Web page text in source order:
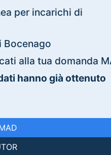
per incarichi di
Bocenago
alla tua domanda
hanno già ottenuto